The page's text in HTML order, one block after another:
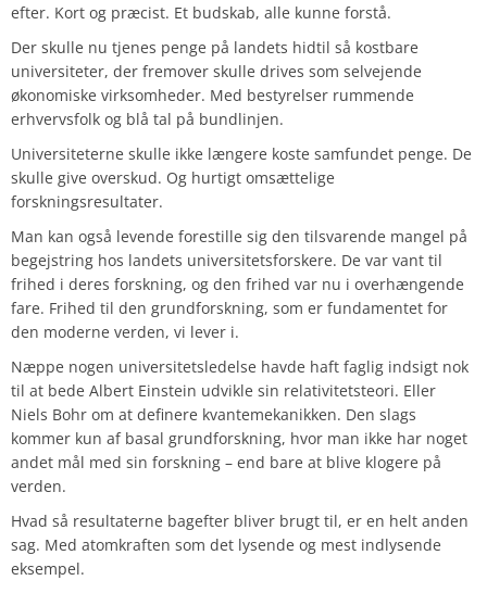
efter. Kort og præcist. Et budskab, alle kunne forstå.
Der skulle nu tjenes penge på landets hidtil så kostbare
universiteter, der fremover skulle drives som selvejende
økonomiske virksomheder. Med bestyrelser rummende
erhvervsfolk og blå tal på bundlinjen.
Universiteterne skulle ikke længere koste samfundet penge. De
skulle give overskud. Og hurtigt omsættelige
forskningsresultater.
Man kan også levende forestille sig den tilsvarende mangel på
begejstring hos landets universitetsforskere. De var vant til
frihed i deres forskning, og den frihed var nu i overhængende
fare. Frihed til den grundforskning, som er fundamentet for
den moderne verden, vi lever i.
Næppe nogen universitetsledelse havde haft faglig indsigt nok
til at bede Albert Einstein udvikle sin relativitetsteori. Eller
Niels Bohr om at definere kvantemekanikken. Den slags
kommer kun af basal grundforskning, hvor man ikke har noget
andet mål med sin forskning – end bare at blive klogere på
verden.
Hvad så resultaterne bagefter bliver brugt til, er en helt anden
sag. Med atomkraften som det lysende og mest indlysende
eksempel.